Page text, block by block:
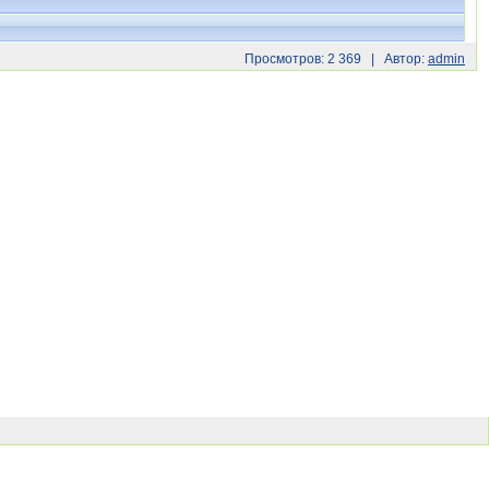
Просмотров: 2 369 | Автор: admin